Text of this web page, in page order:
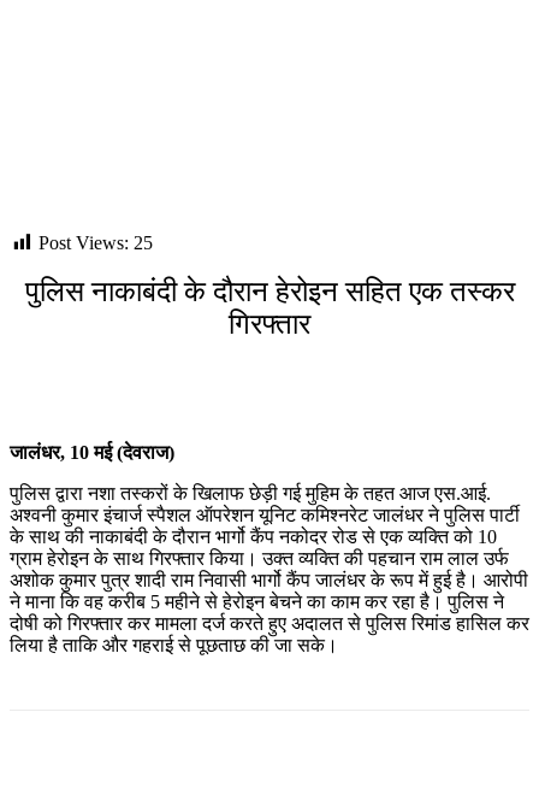
Post Views: 25
पुलिस नाकाबंदी के दौरान हेरोइन सहित एक तस्कर
गिरफ्तार
जालंधर, 10 मई (देवराज)
पुलिस द्वारा नशा तस्करों के खिलाफ छेड़ी गई मुहिम के तहत आज एस.आई.
अश्वनी कुमार इंचार्ज स्पैशल ऑपरेशन यूनिट कमिश्नरेट जालंधर ने पुलिस पार्टी
के साथ की नाकाबंदी के दौरान भार्गो कैंप नकोदर रोड से एक व्यक्ति को 10
ग्राम हेरोइन के साथ गिरफ्तार किया। उक्त व्यक्ति की पहचान राम लाल उर्फ
अशोक कुमार पुत्र शादी राम निवासी भार्गो कैंप जालंधर के रूप में हुई है। आरोपी
ने माना कि वह करीब 5 महीने से हेरोइन बेचने का काम कर रहा है। पुलिस ने
दोषी को गिरफ्तार कर मामला दर्ज करते हुए अदालत से पुलिस रिमांड हासिल कर
लिया है ताकि और गहराई से पूछताछ की जा सके।